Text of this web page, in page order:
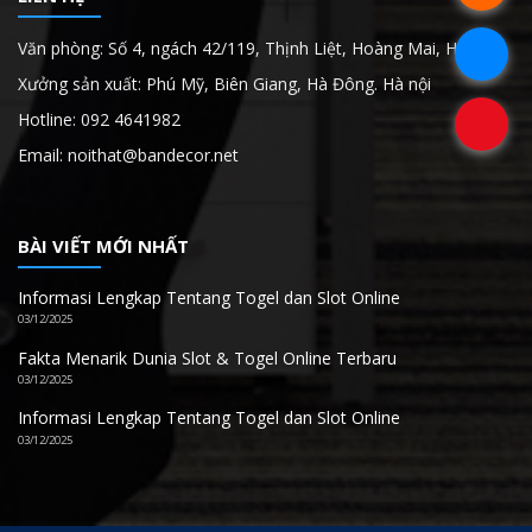
Văn phòng: Số 4, ngách 42/119, Thịnh Liệt, Hoàng Mai, Hà Nội
Xưởng sản xuất: Phú Mỹ, Biên Giang, Hà Đông. Hà nội
Hotline: 092 4641982
Email: noithat@bandecor.net
BÀI VIẾT MỚI NHẤT
Informasi Lengkap Tentang Togel dan Slot Online
03/12/2025
Fakta Menarik Dunia Slot & Togel Online Terbaru
03/12/2025
Informasi Lengkap Tentang Togel dan Slot Online
03/12/2025